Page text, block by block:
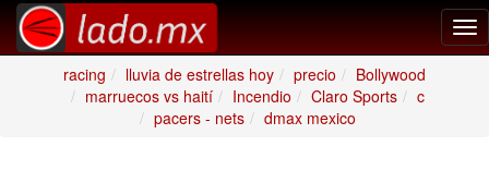
racing
lluvia de estrellas hoy precio
Bollywood
marruecos vs haití
Incendio Claro Sports
c
pacers - nets
dmax mexico